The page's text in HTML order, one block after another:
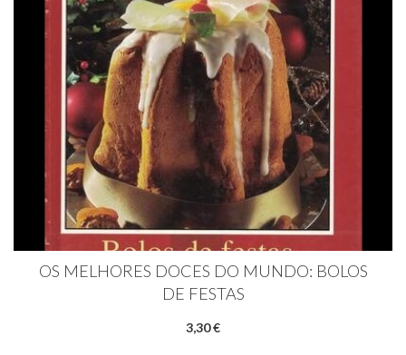
OS MELHORES DOCES DO MUNDO: BOLOS
DE FESTAS
3,30 €